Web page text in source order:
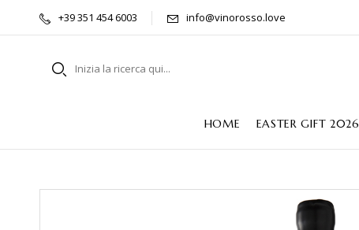
+39 351 454 6003 info@vinorosso.love
HOME EASTER GIFT 2026